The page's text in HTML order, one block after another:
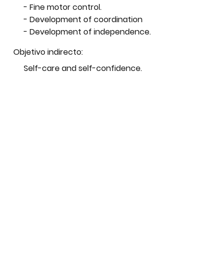
- Fine motor control.
- Development of coordination
- Development of independence.
Objetivo indirecto:
Self-care and self-confidence.